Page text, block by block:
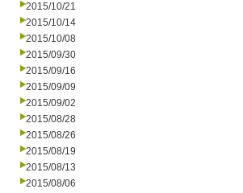
2015/10/21
2015/10/14
2015/10/08
2015/09/30
2015/09/16
2015/09/09
2015/09/02
2015/08/28
2015/08/26
2015/08/19
2015/08/13
2015/08/06